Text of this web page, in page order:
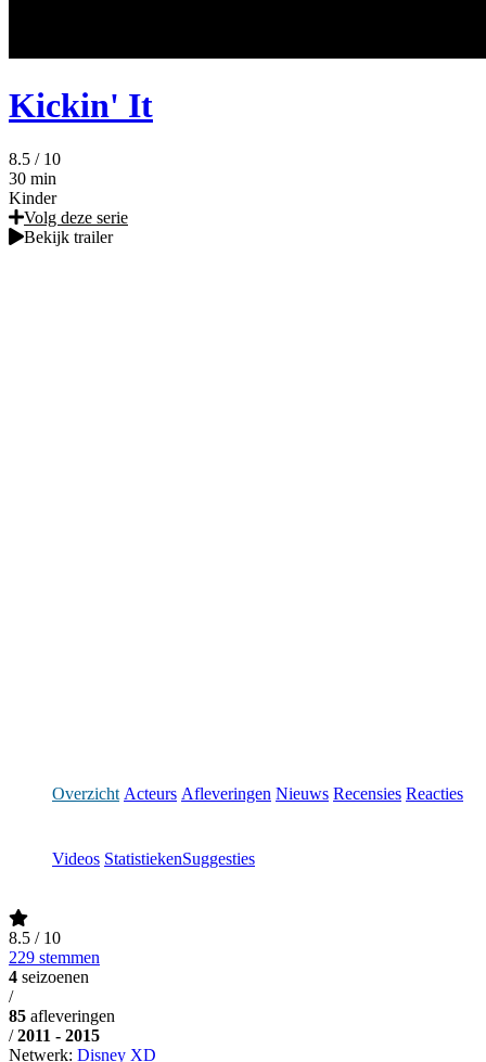
Kickin' It
8.5 / 10
30 min
Kinder
Volg deze serie
Bekijk trailer
Overzicht Acteurs Afleveringen Nieuws Recensies Reacties
Videos StatistiekenSuggesties
8.5 / 10
229 stemmen
4 seizoenen
/
85 afleveringen
/ 2011 - 2015
Netwerk: Disney XD